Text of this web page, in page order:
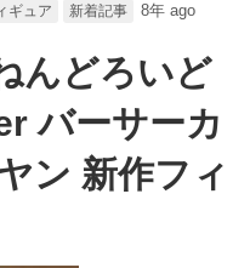
ギュア 新着記事 8年 ago
んどろいど
バーサーカ
ン 新作フィ